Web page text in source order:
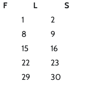
F L
S
1
2
8
9
15
16
22
23
29
30